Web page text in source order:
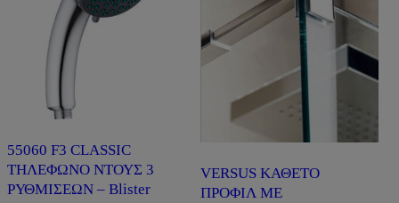
55060 F3 CLASSIC
ΤΗΛΕΦΩΝΟ ΝΤΟΥΣ 3
ΡΥΘΜΙΣΕΩΝ – Blister
VERSUS ΚΑΘΕΤΟ
ΠΡΟΦΙΛ ΜΕ